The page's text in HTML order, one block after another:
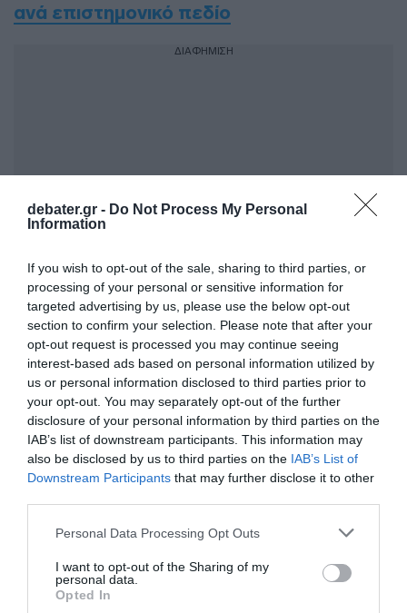
debater.gr - Do Not Process My Personal
Information
If you wish to opt-out of the sale, sharing to third parties, or
processing of your personal or sensitive information for
targeted advertising by us, please use the below opt-out
section to confirm your selection. Please note that after your
opt-out request is processed you may continue seeing
interest-based ads based on personal information utilized by
us or personal information disclosed to third parties prior to
your opt-out. You may separately opt-out of the further
disclosure of your personal information by third parties on the
IAB’s list of downstream participants. This information may
also be disclosed by us to third parties on the IAB’s List of
Downstream Participants that may further disclose it to other
Please note that this website/app uses one or more Google
not limited to your visit or usage behaviour. You may click to
grant or deny consent to Google and its third-party tags to
use your data for below specified purposes in below Google
Personal Data Processing Opt Outs
I want to opt-out of the Sharing of my
personal data.
Opted In
ανά επιστημονικό πεδίο
ΔΙΑΦΗΜΙΣΗ
Προσθήκη ως προτεινόμενη
πηγή στην Google
Ακολούθησε το debater.gr στοGoogle News
και μάθετε πρώτοι όλες τις ειδήσεις
Share Tweet
EUROPRIDE THESSALONIKI PRIDE